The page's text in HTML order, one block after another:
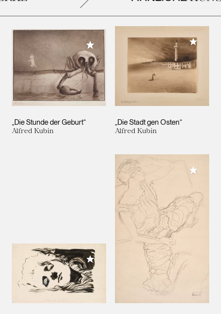
„Die Stunde der Geburt“
Alfred Kubin
Meiner Sammlung hinzufügen
„Die Stadt gen Osten“
Alfred Kubin
Meiner
Meiner Sammlung hinzufügen
Meiner